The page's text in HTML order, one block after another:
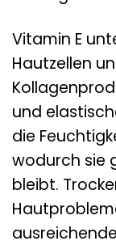
Vitamin E
Hautzellen
und
die
wodurch sie
bleibt.